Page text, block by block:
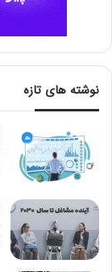
نوشته های تازه